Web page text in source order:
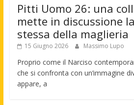
Pitti Uomo 26: una
mette in discussione
stessa della maglieria
15 Giugno 2026 Massimo Lupo
Proprio come il Narciso
che si confronta con un’immagine
appare, a